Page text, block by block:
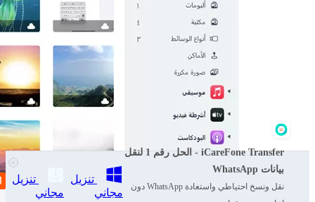
iCareFone Transfer - الحل رقم 1 لنقل
بيانات WhatsApp
نقل ونسخ احتياطي واستعادة WhatsApp دون
تنزيل
مجاني
تنزيل
مجاني